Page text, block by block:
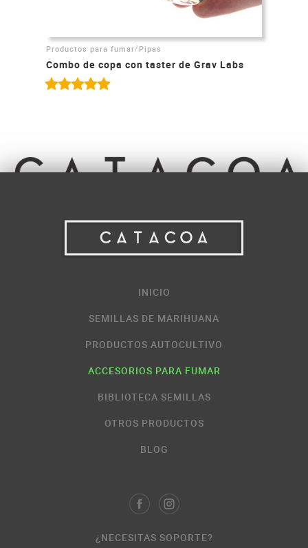
Productos para fumar/ Pipas
Combo de copa con taster de Grav Labs
INICIO
SEMILLAS DE MARIHUANA
PRODUCTOS AUTOCULTIVO
ACCESORIOS PARA FUMAR
BIBLIOTECA SEMILLAS
OTROS PRODUCTOS
BLOG
¿NECESITAS SOPORTE?